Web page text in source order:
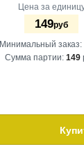
Цена за
149руб
Минимальный заказ:
Сумма партии: 149